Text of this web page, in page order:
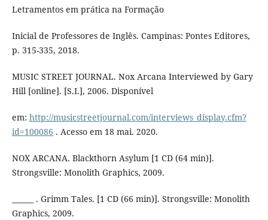
Letramentos em prática na Formação
Inicial de Professores de Inglês. Campinas: Pontes Editores,
p. 315-335, 2018.
MUSIC STREET JOURNAL. Nox Arcana Interviewed by Gary
Hill [online]. [S.I.], 2006. Disponível
em: http://musicstreetjournal.com/interviews_display.cfm?
id=100086 . Acesso em 18 mai. 2020.
NOX ARCANA. Blackthorn Asylum [1 CD (64 min)].
Strongsville: Monolith Graphics, 2009.
______ . Grimm Tales. [1 CD (66 min)]. Strongsville: Monolith
Graphics, 2009.